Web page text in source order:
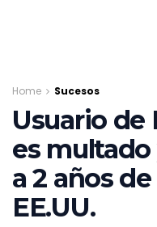
Home Sucesos
Usuario de
es
a 2 años
EE.UU.